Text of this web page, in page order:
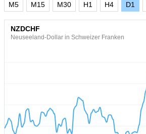
M5 M15 M30 H1 H4 D1
NZDCHF
Neuseeland-Dollar in Schweizer Franken